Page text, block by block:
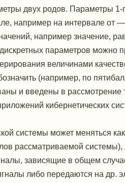
двух родов.
например на интервале
например значение,
параметров можно
величинами
(например, по
и введены в
кибернетических
системы может меняться
рассматриваемой
зависящие в общем
либо передаются на др.